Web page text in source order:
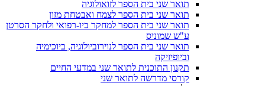
תואר שני בית הספר לזואולוגיה
תואר שני בית הספר לצמח ואבטחת מזון
תואר שני בית הספר למחקר ביו-רפואי ולחקר הסרטן
ע"ש שמוניס
תואר שני בית הספר לנוירוביולוגיה, ביוכימיה
וביופיזיקה
תקנון התוכנית לתואר שני במדעי החיים
קורסי מדרשה לתואר שני